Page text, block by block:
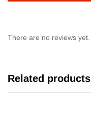
There are no reviews yet.
Related products